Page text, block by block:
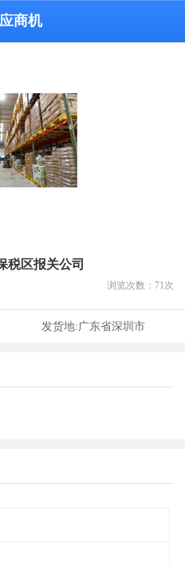
商机
税区报关公司
浏览次数： 71 次
发货地:广东省深圳市